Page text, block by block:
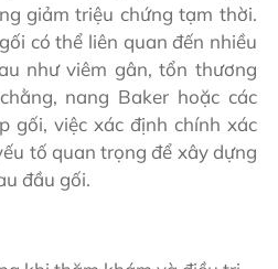
giảm triệu chứng tạm thời.
có thể liên quan đến nhiều
như viêm gân, tổn thương
nang Baker hoặc các
gối, việc xác định chính xác
tố quan trọng để xây dựng
đầu gối.